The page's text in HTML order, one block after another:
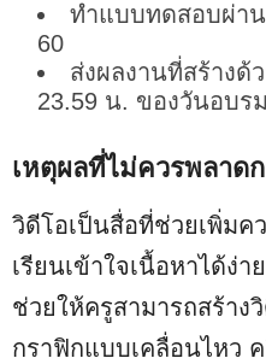
ทำแบบทดสอบผ่า
60
ส่งผลงานที่สร้างด้
23.59 น. ของวันอบรม
เหตุผลที่ไม่ควรพลาด
วิดีโอเป็นสื่อที่ช่วยเพิ่มค
เรียนเข้าใจเนื้อหาได้ง่
ช่วยให้ครูสามารถสร้าง
กราฟิกแบบเคลื่อนไหว